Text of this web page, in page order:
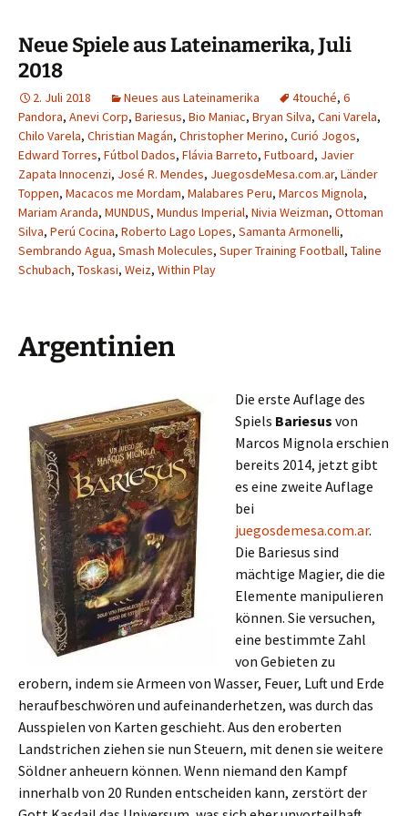
Neue Spiele aus Lateinamerika, Juli
2018
2. Juli 2018 Neues aus Lateinamerika 4touché, 6
Pandora, Anevi Corp, Bariesus, Bio Maniac, Bryan Silva, Cani Varela,
Chilo Varela, Christian Magán, Christopher Merino, Curió Jogos,
Edward Torres, Fútbol Dados, Flávia Barreto, Futboard, Javier
Zapata Innocenzi, José R. Mendes, JuegosdeMesa.com.ar, Länder
Toppen, Macacos me Mordam, Malabares Peru, Marcos Mignola,
Mariam Aranda, MUNDUS, Mundus Imperial, Nivia Weizman, Ottoman
Silva, Perú Cocina, Roberto Lago Lopes, Samanta Armonelli,
Sembrando Agua, Smash Molecules, Super Training Football, Taline
Schubach, Toskasi, Weiz, Within Play
Argentinien
Die erste Auflage des
Spiels Bariesus von
Marcos Mignola erschien
bereits 2014, jetzt gibt
es eine zweite Auflage
bei
juegosdemesa.com.ar.
Die Bariesus sind
mächtige Magier, die die
Elemente manipulieren
können. Sie versuchen,
eine bestimmte Zahl
von Gebieten zu
erobern, indem sie Armeen von Wasser, Feuer, Luft und Erde
heraufbeschwören und aufeinanderhetzen, was durch das
Ausspielen von Karten geschieht. Aus den eroberten
Landstrichen ziehen sie nun Steuern, mit denen sie weitere
Söldner anheuern können. Wenn niemand den Kampf
innerhalb von 20 Runden entscheiden kann, zerstört der